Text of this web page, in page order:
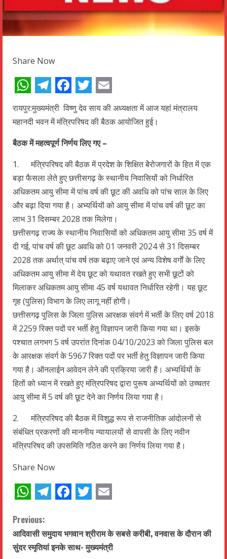
Share Now
WhatsApp
Telegram
Facebook
Twitter
Email
रायपुर:मुख्यमंत्री विष्णु देव साय की अध्यक्षता में आज यहां मंत्रालय
महानदी भवन में मंत्रिपरिषद की बैठक आयोजित हुई।
बैठक में महत्वपूर्ण निर्णय लिए गए –
1. मंत्रिपरिषद की बैठक में प्रदेश के शिक्षित बेेरोजगारों के हित में एक
बड़ा फैसला लेते हुए छत्तीसगढ़ के स्थानीय निवासियों को निर्धारित
अधिकतम आयु सीमा में पांच वर्ष की छूट की अवधि को पांच साल के लिए
और बढ़ा दिया गया है। अभ्यर्थियों को आयु सीमा में पांच वर्ष की छूट का
लाभ 31 दिसम्बर 2028 तक मिलेगा।
छत्तीसगढ़ राज्य के स्थानीय निवासियों को अधिकतम आयु सीमा 35 वर्ष में
दी गई, पांच वर्ष की छूट अवधि को 01 जनवरी 2024 से 31 दिसम्बर
2028 तक अर्थात् पांच वर्ष तक बढ़ाए जाने एवं अन्य विशेष वर्गाें के लिए
अधिकतम आयु सीमा में देय छूट को यथावत रखते हुए सभी छूटों को
मिलाकर अधिकतम आयु सीमा 45 वर्ष यथावत निर्धारित रहेगी। यह छूट
गृह (पुलिस) विभाग के लिए लागू नहीं होगी।
छत्तीसगढ़ पुलिस के जिला पुलिस आरक्षक संवर्ग में भर्ती के लिए वर्ष 2018
में 2259 रिक्त पदों पर भर्ती हेतु विज्ञापन जारी किया गया था। इसके
पश्चात लगभग 5 वर्ष उपरांत दिनांक 04/10/2023 को जिला पुलिस बल
के आरक्षक संवर्ग के 5967 रिक्त पदों पर भर्ती हेतु विज्ञापन जारी किया
गया है। ऑनलाईन आवेदन लेने की प्रक्रिया जारी है। अभ्यर्थियों के
हितों को ध्यान में रखते हुए मंत्रिपरिषद द्वारा पुरूष अभ्यर्थियों को उच्चतर
आयु सीमा में 5 वर्ष की छूट देने का निर्णय लिया गया है।
2. मंत्रिपरिषद की बैठक में विशुद्ध रूप से राजनीतिक आंदोलनों से
संबंधित प्रकरणों की माननीय न्यायालयों से वापसी के लिए नवीन
मंत्रिपरिषद की उपसमिति गठित करने का निर्णय लिया गया है।
Share Now
C
o
Previous:
आदिवासी समुदाय भगवान श्रीराम के सबसे करीबी, वनवास के दौरान की
सुंदर स्मृतियां इनके साथ- मुख्यमंत्री